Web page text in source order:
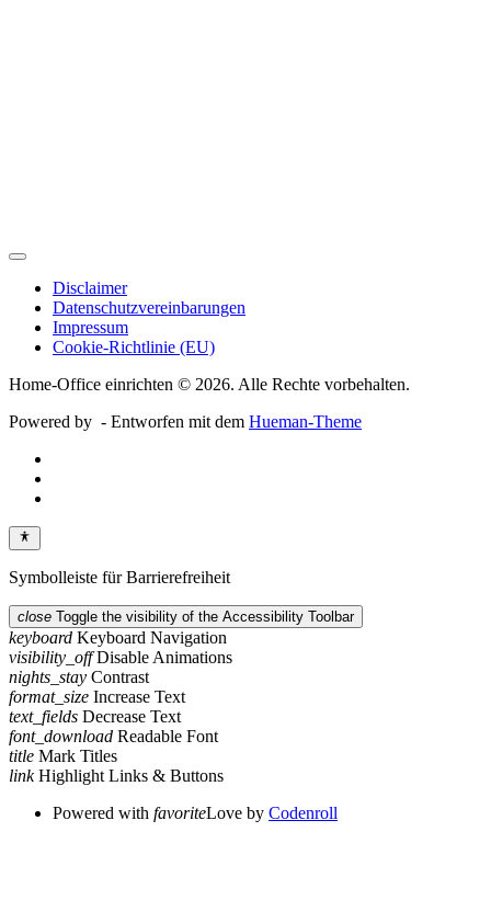
Disclaimer
Datenschutzvereinbarungen
Impressum
Cookie-Richtlinie (EU)
Home-Office einrichten © 2026. Alle Rechte vorbehalten.
Powered by - Entworfen mit dem Hueman-Theme
Symbolleiste für Barrierefreiheit
close Toggle the visibility of the Accessibility Toolbar
keyboard Keyboard Navigation
visibility_off Disable Animations
nights_stay Contrast
format_size Increase Text
text_fields Decrease Text
font_download Readable Font
title Mark Titles
link Highlight Links & Buttons
Powered with favoriteLove by Codenroll